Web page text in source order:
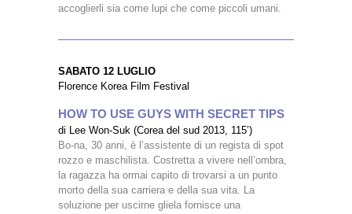
accoglierli sia come lupi che come piccoli umani.
SABATO 12 LUGLIO
Florence Korea Film Festival
HOW TO USE GUYS WITH SECRET TIPS
di Lee Won-Suk (Corea del sud 2013, 115’)
Bo-na, 30 anni, è l’assistente di un regista di spot
rozzo e maschilista. Costretta a vivere nell’ombra,
la ragazza ha ormai capito di trovarsi a un punto
morto della sua carriera e della sua vita. La
soluzione per uscirne gliela fornisce una